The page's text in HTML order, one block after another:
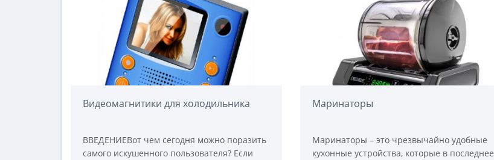
приборы стали незаменимыми
помощниками современных хозяек. Их
можно установит..
DREMEL, которая самой первой стала
серийно выпускать целые серии подобных
инструментов..
Видеомагнитики для холодильника
ВВЕДЕНИЕВот чем сегодня можно поразить
самого искушенного пользователя? Если
Маринаторы
Маринаторы – это чрезвычайно удобные
кухонные устройства, которые в последнее